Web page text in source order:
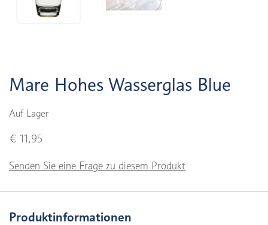
Mare Hohes Wasserglas Blue
Auf Lager
€ 11,95
Senden Sie eine Frage zu diesem Produkt
Produktinformationen